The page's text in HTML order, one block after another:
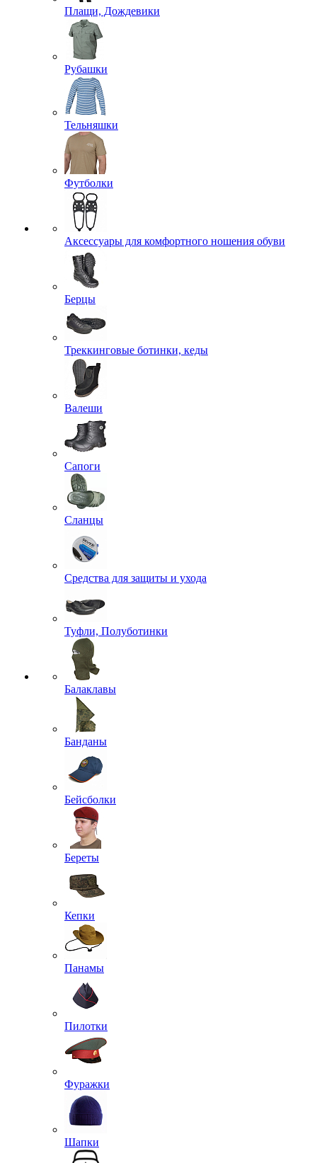
Плащи, Дождевики
Рубашки
Тельняшки
Футболки
Аксессуары для комфортного ношения обуви
Берцы
Треккинговые ботинки, кеды
Валеши
Сапоги
Сланцы
Средства для защиты и ухода
Туфли, Полуботинки
Балаклавы
Банданы
Бейсболки
Береты
Кепки
Панамы
Пилотки
Фуражки
Шапки